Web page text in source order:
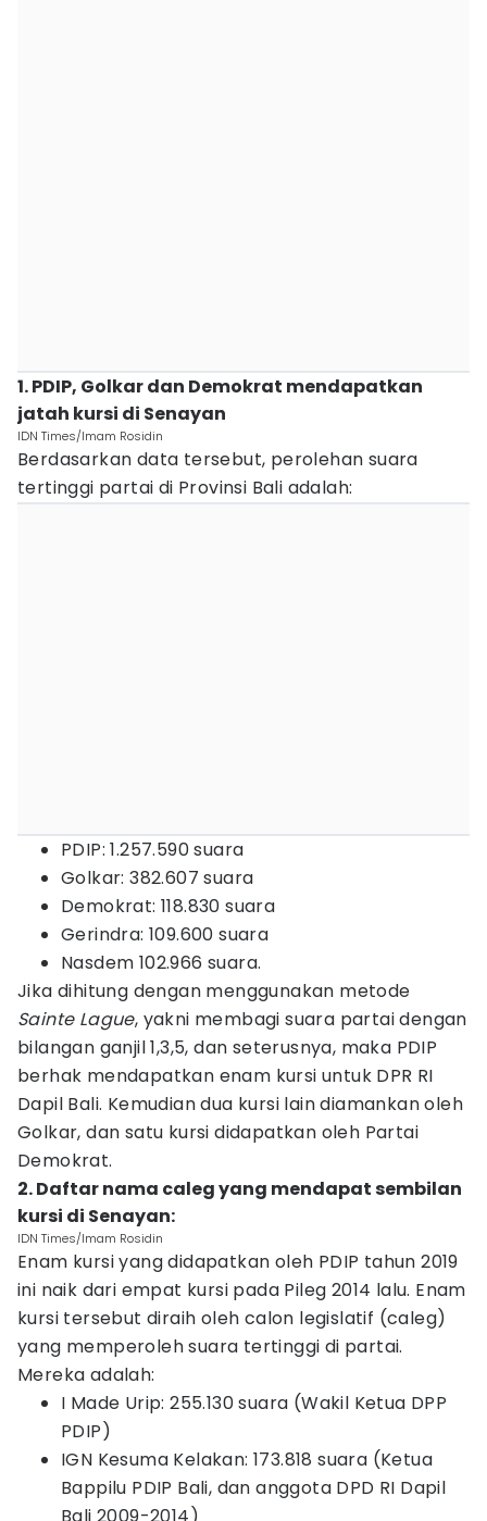
1. PDIP, Golkar dan Demokrat mendapatkan
jatah kursi di Senayan
IDN Times/Imam Rosidin
Berdasarkan data tersebut, perolehan suara
tertinggi partai di Provinsi Bali adalah:
PDIP: 1.257.590 suara
Golkar: 382.607 suara
Demokrat: 118.830 suara
Gerindra: 109.600 suara
Nasdem 102.966 suara.
Jika dihitung dengan menggunakan metode
Sainte Lague, yakni membagi suara partai dengan
bilangan ganjil 1,3,5, dan seterusnya, maka PDIP
berhak mendapatkan enam kursi untuk DPR RI
Dapil Bali. Kemudian dua kursi lain diamankan oleh
Golkar, dan satu kursi didapatkan oleh Partai
Demokrat.
2. Daftar nama caleg yang mendapat sembilan
kursi di Senayan:
IDN Times/Imam Rosidin
Enam kursi yang didapatkan oleh PDIP tahun 2019
ini naik dari empat kursi pada Pileg 2014 lalu. Enam
kursi tersebut diraih oleh calon legislatif (caleg)
yang memperoleh suara tertinggi di partai.
Mereka adalah:
I Made Urip: 255.130 suara (Wakil Ketua DPP
PDIP)
IGN Kesuma Kelakan: 173.818 suara (Ketua
Bappilu PDIP Bali, dan anggota DPD RI Dapil